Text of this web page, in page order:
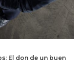
El don de un buen